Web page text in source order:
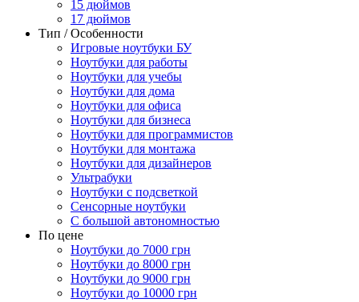
15 дюймов
17 дюймов
Тип / Особенности
Игровые ноутбуки БУ
Ноутбуки для работы
Ноутбуки для учебы
Ноутбуки для дома
Ноутбуки для офиса
Ноутбуки для бизнеса
Ноутбуки для программистов
Ноутбуки для монтажа
Ноутбуки для дизайнеров
Ультрабуки
Ноутбуки с подсветкой
Сенсорные ноутбуки
С большой автономностью
По цене
Ноутбуки до 7000 грн
Ноутбуки до 8000 грн
Ноутбуки до 9000 грн
Ноутбуки до 10000 грн